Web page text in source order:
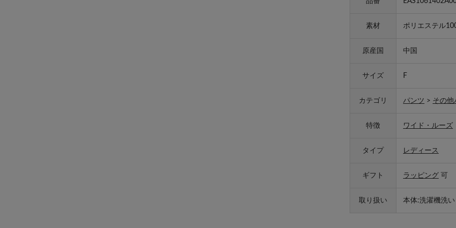
素材 ポリエステル
原産国 中国
サイズ F
カテゴリ パンツ > その他
特徴 ワイド・ルーズ
タイプ レディース
ギフト ラッピング 可
取り扱い 本体:洗濯機洗い